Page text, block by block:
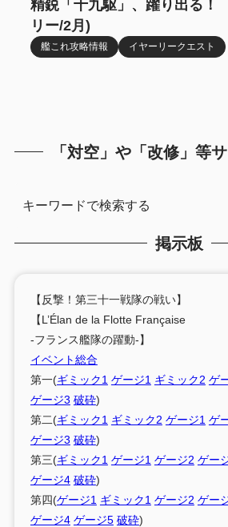
精鋭「十九駆」、躍り出る
リー/2月)
艦これ攻略情報 イヤーリークエスト
「対空」や「改修」等
掲示板
【反撃！第三十一戦隊の戦い】
【L’Élan de la Flotte Française
-フランス艦隊の躍動-】
イベント総合
第一(ギミック1 ゲージ1 ギミック2 ゲ
ゲージ3 破砕)
第二(ギミック1 ギミック2 ゲージ1 ゲ
ゲージ3 破砕)
第三(ギミック1 ゲージ1 ゲージ2 ゲー
ゲージ4 破砕)
第四(ゲージ1 ギミック1 ゲージ2 ゲー
ゲージ4 ゲージ5 破砕)